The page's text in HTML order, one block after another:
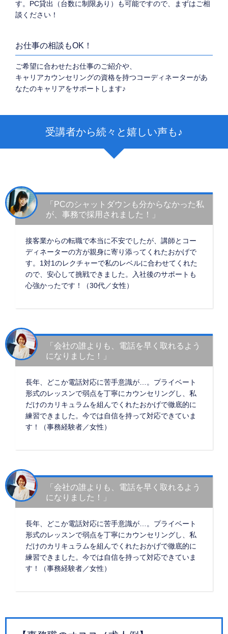
す。PC貸出（台数に制限あり）も可能ですので、まずはご相
談ください！
お仕事の相談もOK！
ご希望に合わせたお仕事のご紹介や、
キャリアカウンセリングの資格を持つコーディネーターがあ
なたのキャリアをサポートします♪
受講者から続々と嬉しい声も♪
「PCのシャットダウンも分からなかった私
が、事務で採用されました！」
接客業からの転職で本当に不安でしたが、講師とコー
ディネーターの方が親身に寄り添ってくれたおかげで
す。1対1のレクチャーで私のレベルに合わせてくれた
ので、安心して挑戦できました。入社後のサポートも
心強かったです！（30代／女性）
「会社の誰よりも、電話を早く取れるよう
になりました！」
長年、どこか電話対応に苦手意識が…。プライベート
形式のレッスンで弱点を丁寧にカウンセリングし、私
だけのカリキュラムを組んでくれたおかげで徹底的に
練習できました。今では自信を持って対応できていま
す！（事務経験者／女性）
「会社の誰よりも、電話を早く取れるよう
になりました！」
長年、どこか電話対応に苦手意識が…。プライベート
形式のレッスンで弱点を丁寧にカウンセリングし、私
だけのカリキュラムを組んでくれたおかげで徹底的に
練習できました。今では自信を持って対応できていま
す！（事務経験者／女性）